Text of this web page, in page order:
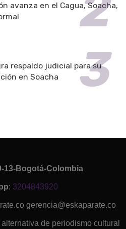
avanza en el Cagua, Soacha,
respaldo judicial para su
en Soacha
13-Bogotá-Colombia
: 3204843920
gerencia@eskaparate.co
de periodismo cultural